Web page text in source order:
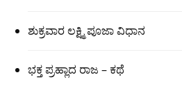
ಶುಕ್ರವಾರ ಲಕ್ಷ್ಮಿ ಪೂಜಾ ವಿಧಾನ
ಭಕ್ತ ಪ್ರಹ್ಲಾದ ರಾಜ – ಕಥೆ